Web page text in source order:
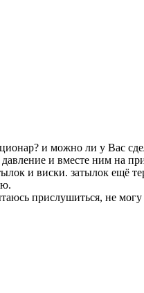
и можно ли у Вас
и вместе ним на
и виски. затылок ещё
прислушиться, не могу